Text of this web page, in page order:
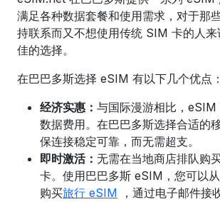
满足各种数据套餐和使用需求，对于那
持联系而又不想使用传统 SIM 卡的人
佳的选择。
在巴巴多斯选择 eSIM 有以下几个优点：
经济实惠： 与国际漫游相比，eSIM
数据费用。在巴巴多斯选择合适的
保连接稳定可靠，而无需超支。
即时激活： 无需在当地商店排队购
卡。使用巴巴多斯 eSIM， 您可以
购买旅行 eSIM
，通过电子邮件接